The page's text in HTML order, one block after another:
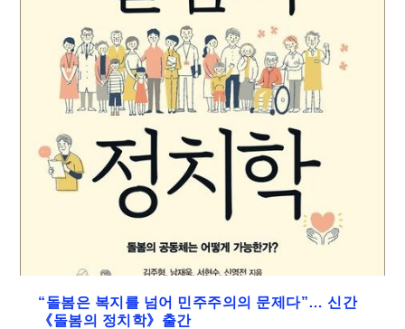
“돌봄은 복지를 넘어 민주주의의 문제다”… 신간
《돌봄의 정치학》출간